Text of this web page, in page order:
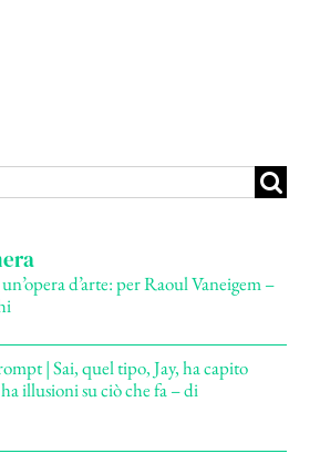
d’arte: per Raoul Vaneigem –
| Sai, quel tipo, Jay, ha capito
illusioni su ciò che fa – di